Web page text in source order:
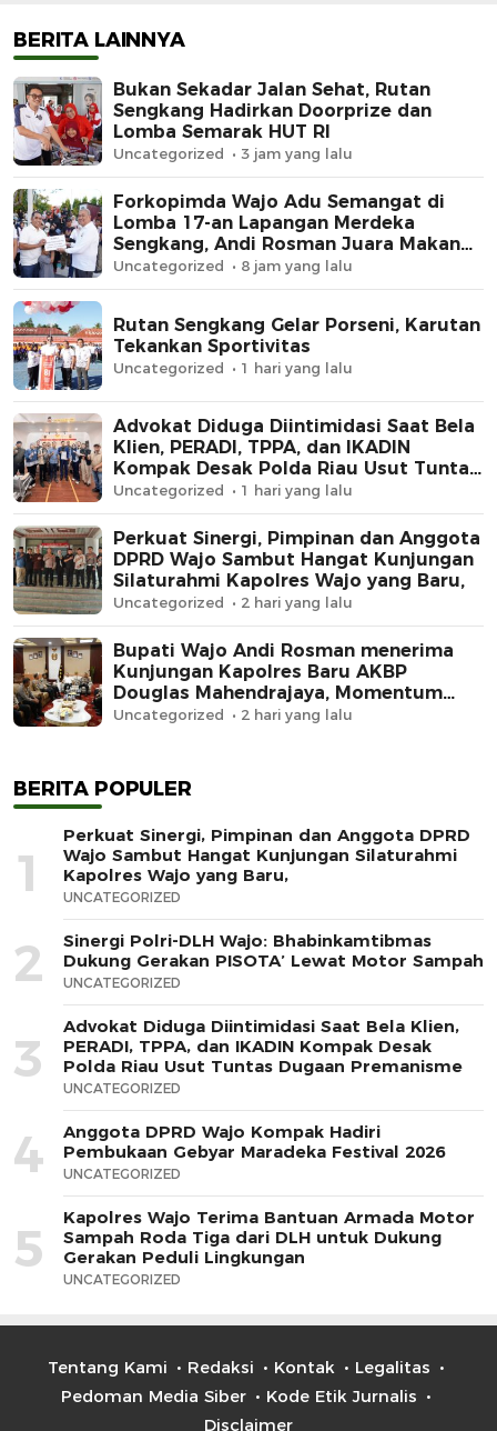
BERITA LAINNYA
Bukan Sekadar Jalan Sehat, Rutan
Sengkang Hadirkan Doorprize dan
Lomba Semarak HUT RI
Uncategorized 3 jam yang lalu
Forkopimda Wajo Adu Semangat di
Lomba 17-an Lapangan Merdeka
Sengkang, Andi Rosman Juara Makan
Krupuk
Uncategorized 8 jam yang lalu
Rutan Sengkang Gelar Porseni, Karutan
Tekankan Sportivitas
Uncategorized 1 hari yang lalu
Advokat Diduga Diintimidasi Saat Bela
Klien, PERADI, TPPA, dan IKADIN
Kompak Desak Polda Riau Usut Tuntas
Dugaan Premanisme
Uncategorized 1 hari yang lalu
Perkuat Sinergi, Pimpinan dan Anggota
DPRD Wajo Sambut Hangat Kunjungan
Silaturahmi Kapolres Wajo yang Baru,
Uncategorized 2 hari yang lalu
Bupati Wajo Andi Rosman menerima
Kunjungan Kapolres Baru AKBP
Douglas Mahendrajaya, Momentum
Memperkuat Sinergi
Uncategorized 2 hari yang lalu
BERITA POPULER
1
Perkuat Sinergi, Pimpinan dan Anggota DPRD
Wajo Sambut Hangat Kunjungan Silaturahmi
Kapolres Wajo yang Baru,
UNCATEGORIZED
2
Sinergi Polri-DLH Wajo: Bhabinkamtibmas
Dukung Gerakan PISOTA’ Lewat Motor Sampah
UNCATEGORIZED
3
Advokat Diduga Diintimidasi Saat Bela Klien,
PERADI, TPPA, dan IKADIN Kompak Desak
Polda Riau Usut Tuntas Dugaan Premanisme
UNCATEGORIZED
4
Anggota DPRD Wajo Kompak Hadiri
Pembukaan Gebyar Maradeka Festival 2026
UNCATEGORIZED
5
Kapolres Wajo Terima Bantuan Armada Motor
Sampah Roda Tiga dari DLH untuk Dukung
Gerakan Peduli Lingkungan
UNCATEGORIZED
Tentang Kami Redaksi Kontak
Legalitas
Pedoman Media Siber
Kode Etik Jurnalis
Disclaimer